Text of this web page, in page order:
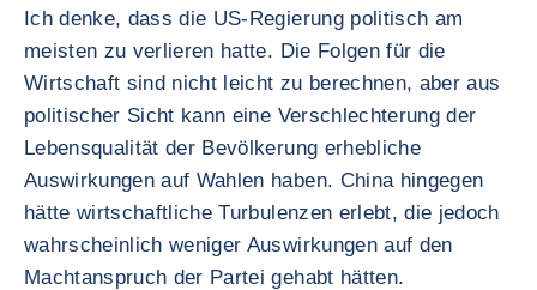
Ich denke, dass die US-Regierung politisch am
meisten zu verlieren hatte. Die Folgen für die
Wirtschaft sind nicht leicht zu berechnen, aber aus
politischer Sicht kann eine Verschlechterung der
Lebensqualität der Bevölkerung erhebliche
Auswirkungen auf Wahlen haben. China hingegen
hätte wirtschaftliche Turbulenzen erlebt, die jedoch
wahrscheinlich weniger Auswirkungen auf den
Machtanspruch der Partei gehabt hätten.